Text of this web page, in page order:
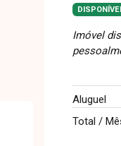
Imóvel
Aluguel
Total /